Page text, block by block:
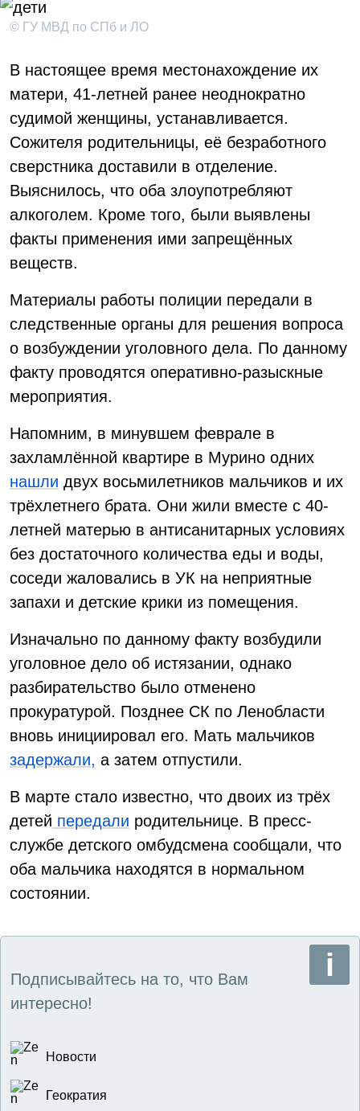
© ГУ МВД по СПб и ЛО
В настоящее время местонахождение их
матери, 41-летней ранее неоднократно
судимой женщины, устанавливается.
Сожителя родительницы, её безработного
сверстника доставили в отделение.
Выяснилось, что оба злоупотребляют
алкоголем. Кроме того, были выявлены
факты применения ими запрещённых
веществ.
Материалы работы полиции передали в
следственные органы для решения вопроса
о возбуждении уголовного дела. По данному
факту проводятся оперативно-разыскные
мероприятия.
Напомним, в минувшем феврале в
захламлённой квартире в Мурино одних
нашли двух восьмилетников мальчиков и их
трёхлетнего брата. Они жили вместе с 40-
летней матерью в антисанитарных условиях
без достаточного количества еды и воды,
соседи жаловались в УК на неприятные
запахи и детские крики из помещения.
Изначально по данному факту возбудили
уголовное дело об истязании, однако
разбирательство было отменено
прокуратурой. Позднее СК по Ленобласти
вновь инициировал его. Мать мальчиков
задержали, а затем отпустили.
В марте стало известно, что двоих из трёх
детей передали родительнице. В пресс-
службе детского омбудсмена сообщали, что
оба мальчика находятся в нормальном
состоянии.
Подписывайтесь на то, что Вам
интересно!
Новости
Геократия